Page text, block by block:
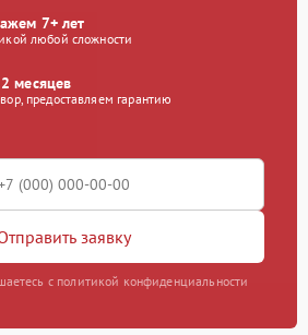
7+ лет
любой сложности
месяцев
предоставляем гарантию
заявку
с политикой конфиденциальности